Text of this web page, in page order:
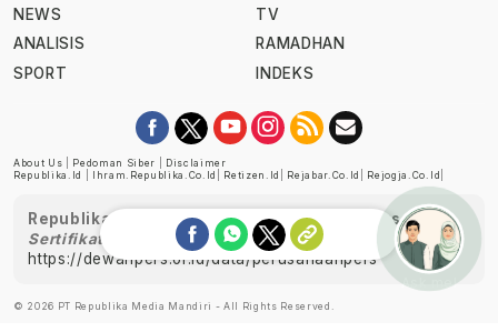
NEWS
ANALISIS
SPORT
TV
RAMADHAN
INDEKS
About Us Pedoman Siber
Disclaimer
Republika.id
Ihram.republika.co.id Retizen.id Rejabar.co.id Rejogja.co.id
Republika telah diverifikasi oleh Dewan Pers
Sertifikat Nomor 1058/DP-Verifikasi/K/XII/2022
https://dewanpers.or.id/data/perusahaanpers
© 2026 PT Republika Media Mandiri - All Rights Reserved.
Ask me!